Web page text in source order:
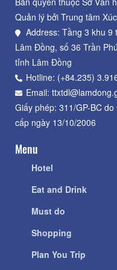
Quản lý bởi Trung tâm
Address: Tầng 3 khu 9
Lâm Đồng, số 36 Trần
tỉnh Lâm Đồng
Hotline: (+84.235)
Email:
Giấy phép: 311/GP-BC
cấp ngày 13/10/2006
Menu
Hotel
Eat and Drink
Must do
Shopping
Plan You Trip